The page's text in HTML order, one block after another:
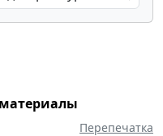
Перепечатка